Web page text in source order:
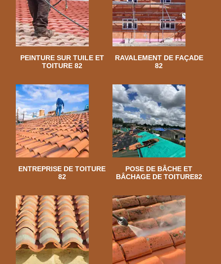
PEINTURE SUR TUILE ET
TOITURE 82
RAVALEMENT DE FAÇADE
82
ENTREPRISE DE TOITURE
82
POSE DE BÂCHE ET
BÂCHAGE DE TOITURE82